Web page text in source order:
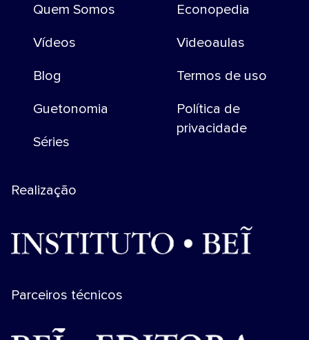
Quem Somos
Vídeos
Blog
Guetonomia
Séries
Econopedia
Videoaulas
Termos de uso
Política de
privacidade
Realização
Parceiros técnicos